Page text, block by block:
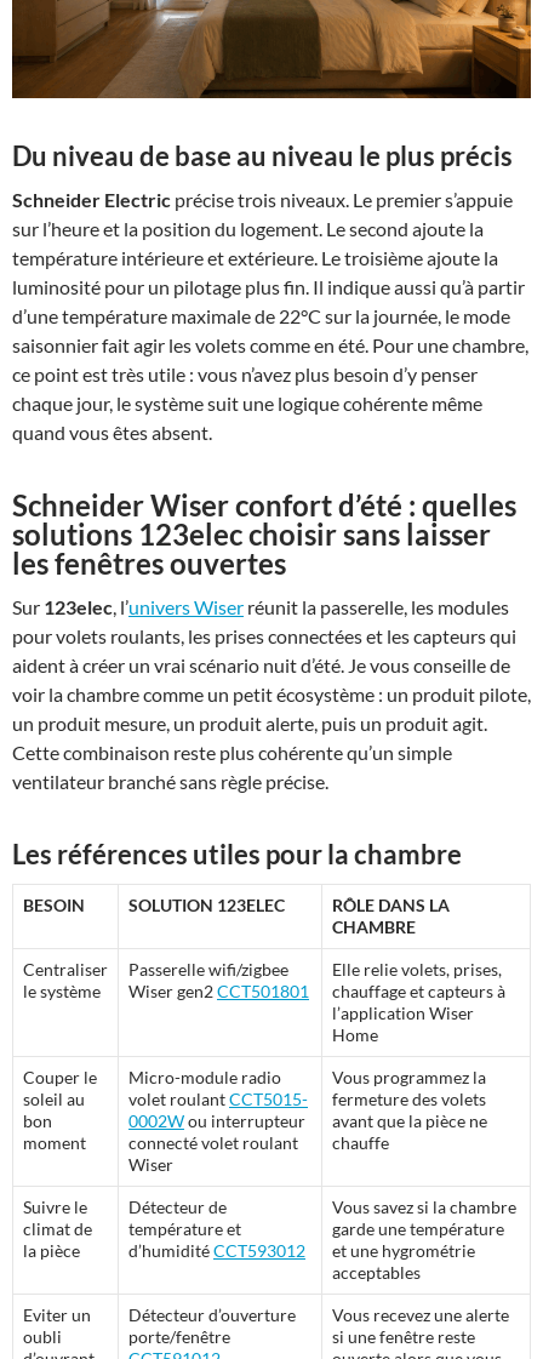
Du niveau de base au niveau le plus précis
Schneider Electric précise trois niveaux. Le premier s’appuie
sur l’heure et la position du logement. Le second ajoute la
température intérieure et extérieure. Le troisième ajoute la
luminosité pour un pilotage plus fin. Il indique aussi qu’à partir
d’une température maximale de 22°C sur la journée, le mode
saisonnier fait agir les volets comme en été. Pour une chambre,
ce point est très utile : vous n’avez plus besoin d’y penser
chaque jour, le système suit une logique cohérente même
quand vous êtes absent.
Schneider Wiser confort d’été : quelles
solutions 123elec choisir sans laisser
lesfenêtres ouvertes
Sur 123elec, l’univers Wiser réunit la passerelle, les modules
pour volets roulants, les prises connectées et les capteurs qui
aident à créer un vrai scénario nuit d’été. Je vous conseille de
voir la chambre comme un petit écosystème : un produit pilote,
un produit mesure, un produit alerte, puis un produit agit.
Cette combinaison reste plus cohérente qu’un simple
ventilateur branché sans règle précise.
Les références utiles pour la chambre
BESOIN SOLUTION 123ELEC
RÔLE DANS LA
CHAMBRE
Centraliser
le système
Passerelle wifi/zigbee
Wiser gen2CCT501801
Elle relie volets, prises,
chauffage et capteurs à
l’application Wiser
Home
Couper le
soleil au
bon
moment
Micro-module radio
volet roulantCCT5015-
0002Wou interrupteur
connecté volet roulant
Wiser
Vous programmez la
fermeture des volets
avant que la pièce ne
chauffe
Suivre le
climat de
la pièce
Détecteur de
température et
d’humiditéCCT593012
Vous savez si la chambre
garde une température
et une hygrométrie
acceptables
Eviter un
oubli
Détecteur d’ouverture
porte/fenêtre
Vous recevez une alerte
si une fenêtre reste